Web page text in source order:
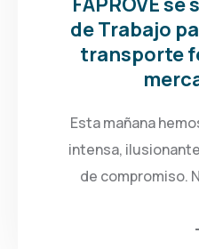
de Trabajo
transporte
Esta mañana
intensa,
de compromiso.